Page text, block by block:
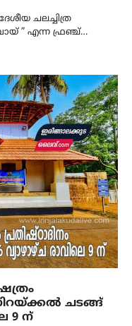
ചലച്ചിത്ര
ബോയ് ” എന്ന ഫ്രഞ്ച്…
ചടങ്ങ്
9 ന്